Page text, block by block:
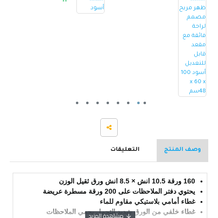
وصف المنتج التعليقات
160 ورقة 10.5 انش × 8.5 انش ورق ثقيل الوزن
يحتوي دفتر الملاحظات على 200 ورقة مسطرة عريضة
غطاء أمامي بلاستيكي مقاوم للماء
غطاء خلفي من الورق شديد التحمل يحمي الملاحظات